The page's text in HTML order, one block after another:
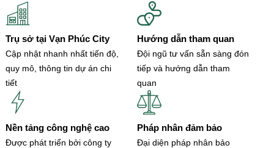
Trụ sở tại Vạn Phúc City
Cập nhật nhanh nhất tiến độ,
quy mô, thông tin dự án chi
tiết
Hướng dẫn tham quan
Đội ngũ tư vấn sẵn sàng đón
tiếp và hướng dẫn tham
quan
Nền tảng công nghệ cao
Được phát triển bởi công ty
Pháp nhân đảm bảo
Đại diện pháp nhân bảo